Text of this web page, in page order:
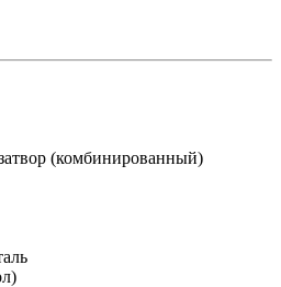
(комбинированный)